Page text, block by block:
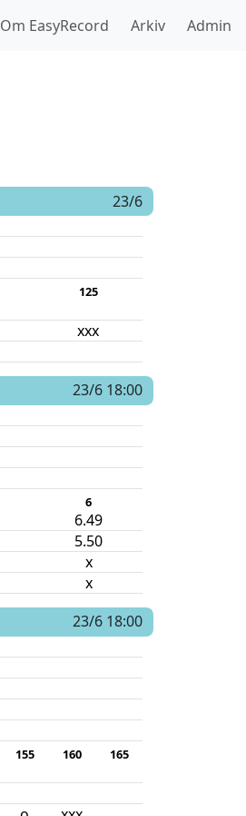
Om EasyRecord Arkiv Admin
23/6
125
xxx
23/6 18:00
6
6.49
5.50
x
x
23/6 18:00
155 160 165